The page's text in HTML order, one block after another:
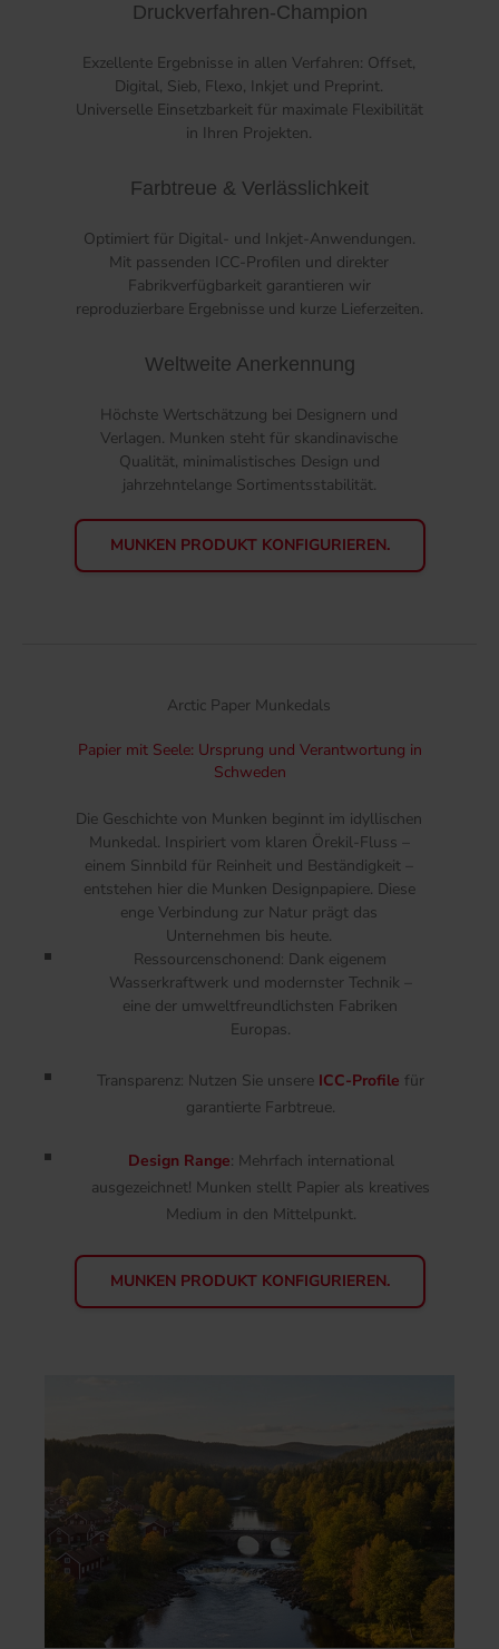
Druckverfahren-Champion
Exzellente Ergebnisse in allen Verfahren: Offset,
Digital, Sieb, Flexo, Inkjet und Preprint.
Universelle Einsetzbarkeit für maximale Flexibilität
in Ihren Projekten.
Farbtreue & Verlässlichkeit
Optimiert für Digital- und Inkjet-Anwendungen.
Mit passenden ICC-Profilen und direkter
Fabrikverfügbarkeit garantieren wir
reproduzierbare Ergebnisse und kurze Lieferzeiten.
Weltweite Anerkennung
Höchste Wertschätzung bei Designern und
Verlagen. Munken steht für skandinavische
Qualität, minimalistisches Design und
jahrzehntelange Sortimentsstabilität.
MUNKEN PRODUKT KONFIGURIEREN.
Arctic Paper Munkedals
Papier mit Seele: Ursprung und Verantwortung in
Schweden
Die Geschichte von Munken beginnt im idyllischen
Munkedal. Inspiriert vom klaren Örekil-Fluss –
einem Sinnbild für Reinheit und Beständigkeit –
entstehen hier die Munken Designpapiere. Diese
enge Verbindung zur Natur prägt das
Unternehmen bis heute.
Ressourcenschonend: Dank eigenem
Wasserkraftwerk und modernster Technik –
eine der umweltfreundlichsten Fabriken
Europas.
Transparenz: Nutzen Sie unsere ICC-Profile für
garantierte Farbtreue.
Design Range: Mehrfach international
ausgezeichnet! Munken stellt Papier als kreatives
Medium in den Mittelpunkt.
MUNKEN PRODUKT KONFIGURIEREN.